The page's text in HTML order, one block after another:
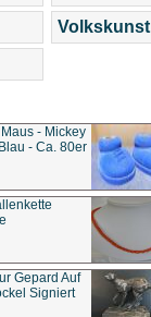
Volkskunst
- Mickey
- Ca. 80er
Gepard Auf
Signiert